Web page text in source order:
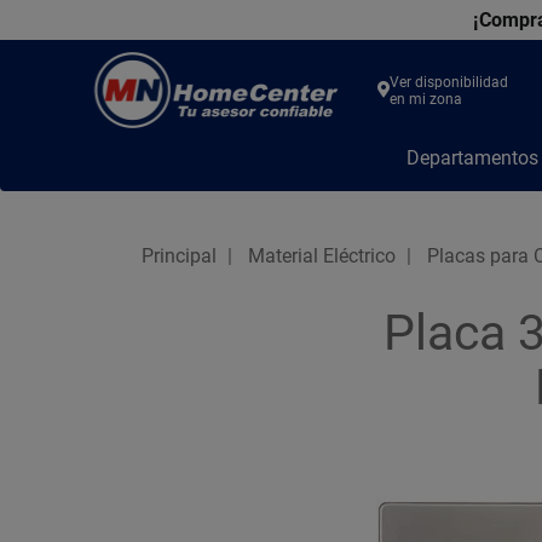
Center
Ver disponibilidad
en mi zona
Departamentos
Principal Material Eléctrico Placas para
Placa